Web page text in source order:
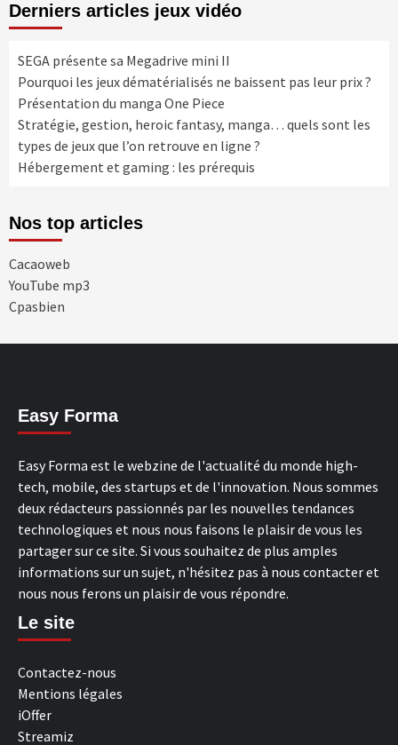
Derniers articles jeux vidéo
SEGA présente sa Megadrive mini II
Pourquoi les jeux dématérialisés ne baissent pas leur prix ?
Présentation du manga One Piece
Stratégie, gestion, heroic fantasy, manga… quels sont les
types de jeux que l’on retrouve en ligne ?
Hébergement et gaming : les prérequis
Nos top articles
Cacaoweb
YouTube mp3
Cpasbien
Easy Forma
Easy Forma est le webzine de l'actualité du monde high-
tech, mobile, des startups et de l'innovation. Nous sommes
deux rédacteurs passionnés par les nouvelles tendances
technologiques et nous nous faisons le plaisir de vous les
partager sur ce site. Si vous souhaitez de plus amples
informations sur un sujet, n'hésitez pas à nous contacter et
nous nous ferons un plaisir de vous répondre.
Le site
Contactez-nous
Mentions légales
iOffer
Streamiz